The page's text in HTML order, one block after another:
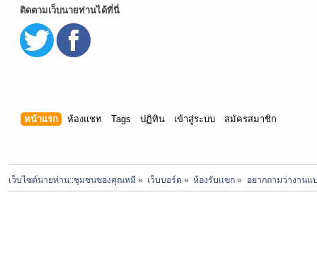
ติดตามเว็บนายท่านได้ที่นี่
หน้าแรก ห้องแชท Tags ปฏิทิน เข้าสู่ระบบ สมัครสมาชิก
เว็บไซต์นายท่าน::ชุมชนของคุณหมี » เว็บบอร์ด » ห้องรับแขก » อยากถามว่างาน